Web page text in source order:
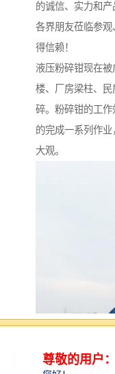
的诚信、实力和
各界朋友莅临参
得信赖！
液压粉碎钳现在
楼、厂房梁柱、
碎。粉碎钳的工
的完成一系列作
大观。